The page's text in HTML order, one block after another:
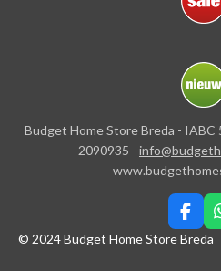
Budget Home Store Breda - IABC
2090935 -
F
a
© 2024 Budget Home Store Breda